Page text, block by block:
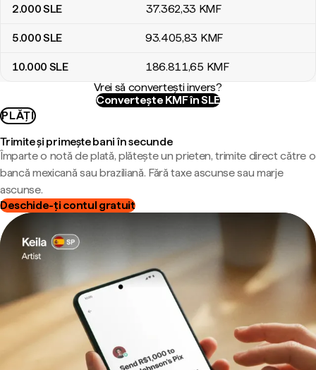
2.000SLE 37.362,33 KMF
5.000SLE 93.405,83 KMF
10.000 SLE 186.811,65 KMF
Vrei să convertești invers?
Convertește KMF în SLE
PLĂȚI
Trimite și primește bani în secunde
Împarte o notă de plată, plătește un prieten, trimite direct către o
bancă mexicană sau braziliană. Fără taxe ascunse sau marje
ascunse.
Deschide-ți contul gratuit